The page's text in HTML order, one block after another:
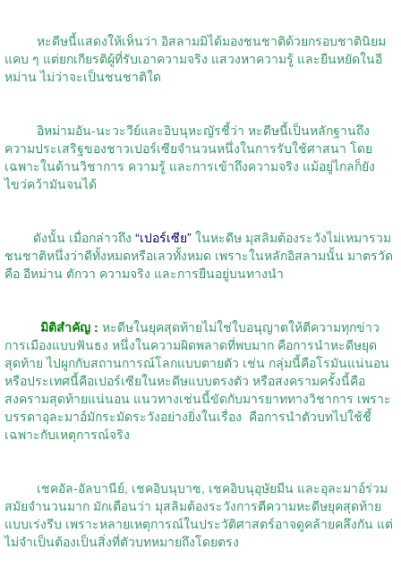
หะดีษนี้แสดงให้เห็นว่า อิสลามมิได้มองชนชาติด้วยกรอบชาตินิยม
แคบ ๆ แต่ยกเกียรติผู้ที่รับเอาความจริง แสวงหาความรู้ และยืนหยัดในอี
หม่าน ไม่ว่าจะเป็นชนชาติใด
อิหม่ามอัน-นะวะวีย์และอิบนุหะญัรชี้ว่า หะดีษนี้เป็นหลักฐานถึง
ความประเสริฐของชาวเปอร์เซียจำนวนหนึ่งในการรับใช้ศาสนา โดย
เฉพาะในด้านวิชาการ ความรู้ และการเข้าถึงความจริง แม้อยู่ไกลก็ยัง
ไขว่คว้ามันจนได้
ดังนั้น เมื่อกล่าวถึง “เปอร์เซีย” ในหะดีษ มุสลิมต้องระวังไม่เหมารวม
ชนชาติหนึ่งว่าดีทั้งหมดหรือเลวทั้งหมด เพราะในหลักอิสลามนั้น มาตรวัด
คือ อีหม่าน ตักวา ความจริง และการยืนอยู่บนทางนำ
มิติสำคัญ : หะดีษในยุคสุดท้ายไม่ใช่ใบอนุญาตให้ตีความทุกข่าว
การเมืองแบบฟันธง หนึ่งในความผิดพลาดที่พบมาก คือการนำหะดีษยุด
สุดท้าย ไปผูกกับสถานการณ์โลกแบบตายตัว เช่น กลุ่มนี้คือโรมันแน่นอน
หรือประเทศนี้คือเปอร์เซียในหะดีษแบบตรงตัว หรือสงครามครั้งนี้คือ
สงครามสุดท้ายแน่นอน แนวทางเช่นนี้ขัดกับมารยาททางวิชาการ เพราะ
บรรดาอุละมาอ์มักระมัดระวังอย่างยิ่งในเรื่อง คือการนำตัวบทไปใช้ชี้
เฉพาะกับเหตุการณ์จริง
เชคอัล-อัลบานีย์, เชคอิบนุบาซ, เชคอิบนุอุษัยมีน และอุละมาอ์ร่วม
สมัยจำนวนมาก มักเตือนว่า มุสลิมต้องระวังการตีความหะดีษยุคสุดท้าย
แบบเร่งรีบ เพราะหลายเหตุการณ์ในประวัติศาสตร์อาจดูคล้ายคลึงกัน แต่
ไม่จำเป็นต้องเป็นสิ่งที่ตัวบทหมายถึงโดยตรง